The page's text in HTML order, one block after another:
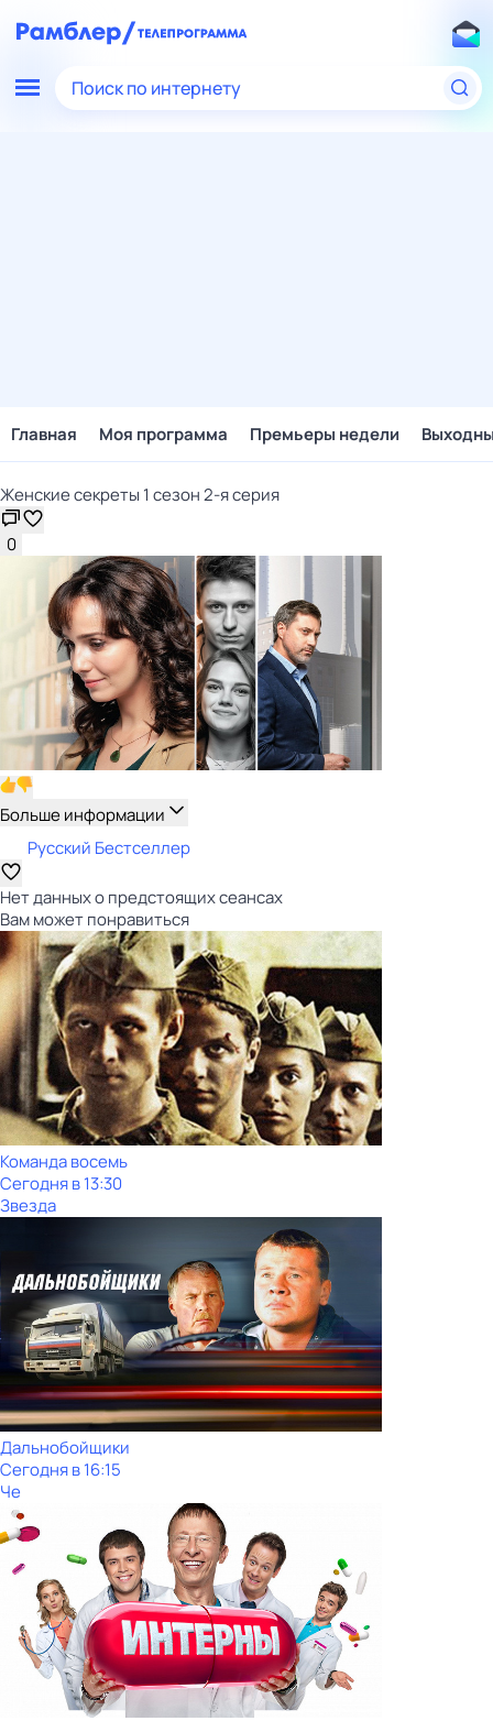
Поиск по интернету
Главная Моя программа Премьеры недели
Женские секреты 1 сезон 2-я серия
0
Больше информации
Русский Бестселлер
Нет данных о предстоящих сеансах
Вам может понравиться
Команда восемь
Сегодня в 13:30
Звезда
Дальнобойщики
Сегодня в 16:15
Че